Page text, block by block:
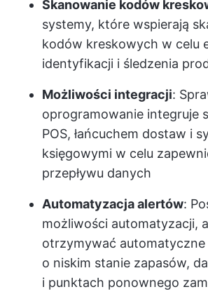
Skanowanie kodów
systemy, które wspierają
kodów kreskowych w celu
identyfikacji i śledzenia
Możliwości integracji:
oprogramowanie integruje
POS, łańcuchem dostaw i
księgowymi w celu
przepływu danych
Automatyzacja alertów:
możliwości automatyzacji,
otrzymywać automatyczne
o niskim stanie zapasów,
i punktach ponownego